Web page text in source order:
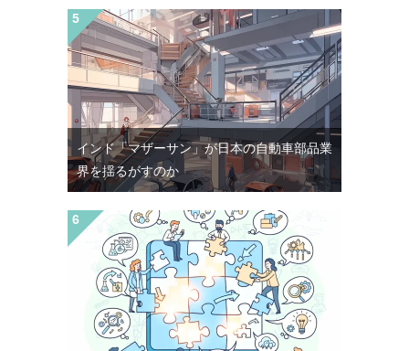
インド「マザーサン」が日本の自動車部品業
界を揺るがすのか